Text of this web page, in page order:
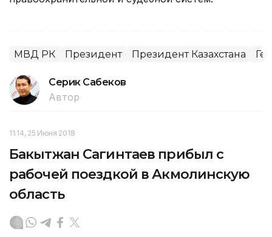
МВД РК Президент Президент Казахстана
Серик Сабеков
Автор
11:14, 25 Июня 2018
Бакытжан Сагинтаев прибыл с
рабочей поездкой в Акмолинскую
область